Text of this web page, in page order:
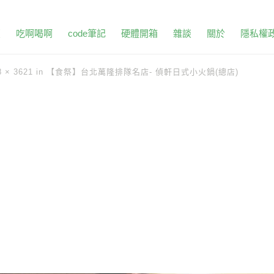
吃啊喝啊 code筆記 硬體開箱 雜談 關於 隱私權
× 3621 in 【食祭】台北萬隆排隊名店- 偵軒日式小火鍋(總店)